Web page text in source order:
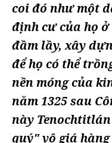
coi đó như một
định cư của họ
đầm lầy, xây
để họ có thể
nền móng của
năm 1325 sau
này
quý" vô giá